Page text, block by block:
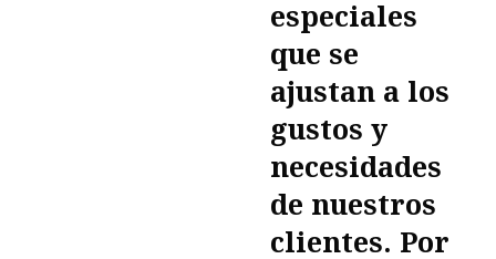
especiales
que se
ajustan a los
gustos y
necesidades
de nuestros
clientes. Por